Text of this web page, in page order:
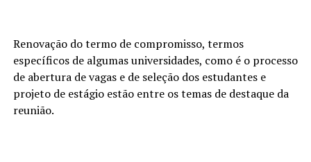
Renovação do termo de compromisso, termos
específicos de algumas universidades, como é o processo
de abertura de vagas e de seleção dos estudantes e
projeto de estágio estão entre os temas de destaque da
reunião.